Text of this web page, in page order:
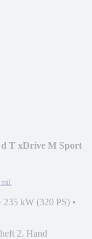
T xDrive M Sport
mtl.
235 kW (320 PS) •
2. Hand